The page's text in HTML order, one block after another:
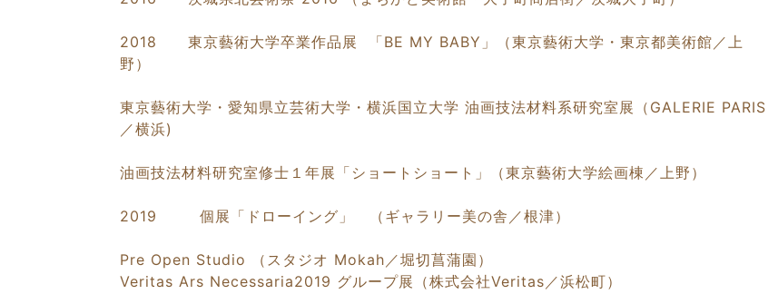
2018 東京藝術大学卒業作品展 「BE MY BABY」（東京藝術大学・東京都美術館／上
野）
東京藝術大学・愛知県立芸術大学・横浜国立大学 油画技法材料系研究室展（GALERIE PARIS
／横浜)
油画技法材料研究室修士１年展「ショートショート」（東京藝術大学絵画棟／上野）
2019 個展「ドローイング」 （ギャラリー美の舎／根津）
Pre Open Studio （スタジオ Mokah／堀切菖蒲園）
Veritas Ars Necessaria2019 グループ展（株式会社Veritas／浜松町）